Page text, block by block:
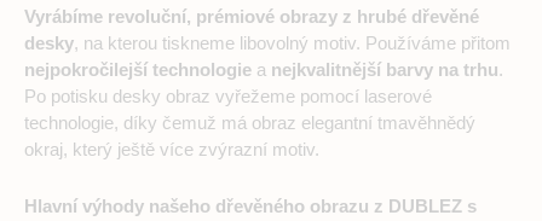
Vyrábíme revoluční, prémiové obrazy z hrubé dřevěné
desky, na kterou tiskneme libovolný motiv. Používáme přitom
nejpokročilejší technologie a nejkvalitnější barvy na trhu.
Po potisku desky obraz vyřežeme pomocí laserové
technologie, díky čemuž má obraz elegantní tmavěhnědý
okraj, který ještě více zvýrazní motiv.
Hlavní výhody našeho dřevěného obrazu z DUBLEZ s